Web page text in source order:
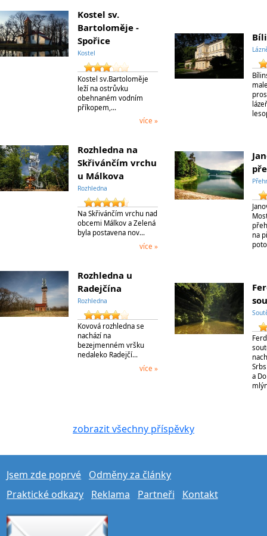
Kostel sv.
Bartoloměje -
Spořice
Kostel
Kostel sv.Bartoloměje
leží na ostrůvku
obehnaném vodním
příkopem,…
více »
Rozhledna na
Skřivánčím vrchu
u Málkova
Rozhledna
Na Skřivánčím vrchu nad
obcemi Málkov a Zelená
byla postavena nov…
více »
Rozhledna u
Radejčína
Rozhledna
Kovová rozhledna se
nachází na
bezejmenném vršku
nedaleko Radejčí…
více »
na
a
zobrazit všechny příspěvky
Jsem zde poprvé
Odměny za články
Praktické odkazy
Reklama Partneři Kontakt